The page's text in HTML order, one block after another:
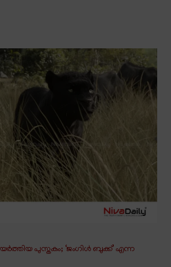
പുസ്തകം; ‘ജംഗിൾ ബുക്ക്’ എന്ന